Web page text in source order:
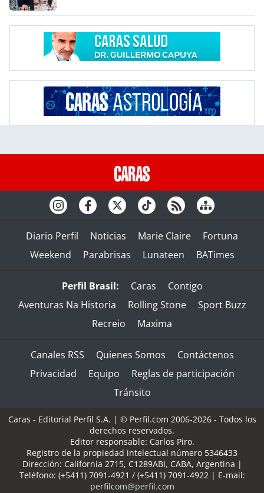
Diario Perfil Noticias Marie Claire
Fortuna
Weekend
Parabrisas Lunateen BATimes
Perfil Brasil: Caras
Contigo
Aventuras Na Historia
Rolling Stone
Sport Buzz
Recreio
Maxima
Canales RSS Quienes Somos
Contáctenos
Privacidad
Equipo
Reglas de participación
Tránsito
Caras - Editorial Perfil S.A. | © Perfil.com 2006-2026 - Todos los
derechos reservados.
Editor responsable: Carlos Piro.
Registro de la propiedad intelectual número 5346433
Dirección: California 2715, C1289ABI, CABA, Argentina |
Teléfono: (+5411) 7091-4921 / (+5411) 7091-4922| E-mail:
perfilcom@perfil.com